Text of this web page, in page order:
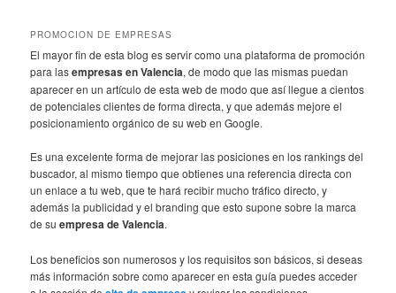
PROMOCION DE EMPRESAS
El mayor fin de esta blog es servir como una plataforma de promoción
para lasempresas en Valencia, de modo que las mismas puedan
aparecer en un artículo de esta web de modo que así llegue a cientos
de potenciales clientes de forma directa, y que además mejore el
posicionamiento orgánico de su web en Google.
Es una excelente forma de mejorar las posiciones en los rankings del
buscador, al mismo tiempo que obtienes una referencia directa con
un enlace a tu web, que te hará recibir mucho tráfico directo, y
además la publicidad y el branding que esto supone sobre la marca
de suempresa de Valencia.
Los beneficios son numerosos y los requisitos son básicos, si deseas
más información sobre como aparecer en esta guía puedes acceder